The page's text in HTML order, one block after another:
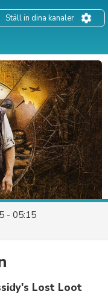
Ställ in dina kanaler
- 05:15
Lost Loot